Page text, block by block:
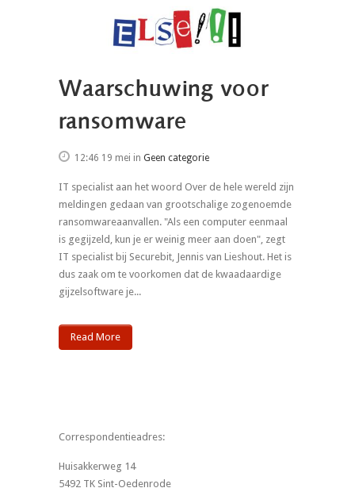
Waarschuwing voor
ransomware
12:46 19 mei in Geen categorie
IT specialist aan het woord Over de hele wereld zijn
meldingen gedaan van grootschalige zogenoemde
ransomwareaanvallen. "Als een computer eenmaal
is gegijzeld, kun je er weinig meer aan doen", zegt
IT specialist bij Securebit, Jennis van Lieshout. Het is
dus zaak om te voorkomen dat de kwaadaardige
gijzelsoftware je...
Read More
Correspondentieadres:
Huisakkerweg 14
5492 TK Sint-Oedenrode